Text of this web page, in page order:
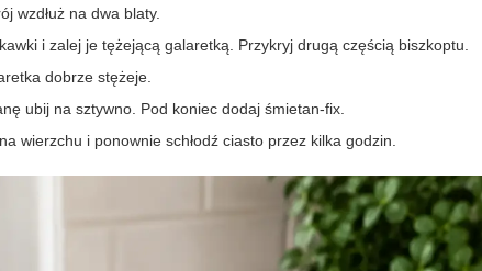
wzdłuż na dwa blaty.
i zalej je tężejącą galaretką. Przykryj drugą częścią biszkoptu.
dobrze stężeje.
ubij na sztywno. Pod koniec dodaj śmietan-fix.
wierzchu i ponownie schłodź ciasto przez kilka godzin.